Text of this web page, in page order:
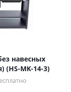
навесных
MK-14-3)